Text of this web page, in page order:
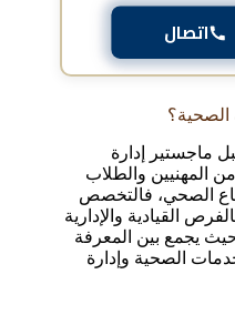
اتصال
الصحية؟
ماجستير إدارة
المهنيين والطلاب
الصحي، فالتخصص
القيادية والإدارية
يجمع بين المعرفة
الصحية وإدارة